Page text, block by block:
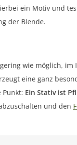
ein Motiv und
der Blende.
wie möglich,
eine ganz
Punkt: Ein Stativ ist
und den